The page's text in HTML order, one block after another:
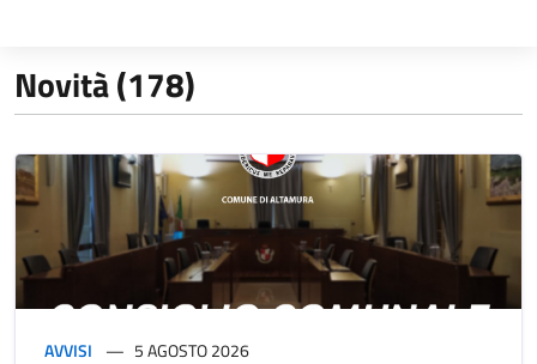
Novità (178)
AVVISI 5 AGOSTO 2026